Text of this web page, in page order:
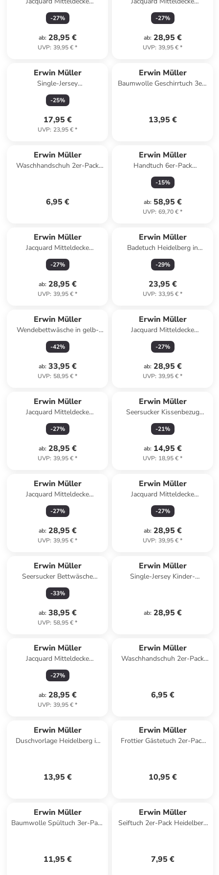
Düsseldorf in oliv
-27%
ab: 28,95 €
UVP: 39,95 €*
Düsseldorf in gelb
-27%
ab: 28,95 €
UVP: 39,95 €*
Erwin Müller
Single-Jersey
Seitenschläferkissenbezug
Murnau in grau
-25%
17,95 €
UVP: 23,95 €*
Erwin Müller
Baumwolle Geschirrtuch 3er-
13,95 €
Erwin Müller
Waschhandschuh 2er-Pack
6,95 €
Erwin Müller
Handtuch 6er-Pack
Heidenheim in ozeanblau
-15%
ab: 58,95 €
UVP: 69,70 €*
Erwin Müller
Jacquard Mitteldecke
Düsseldorf in anthrazit
-27%
ab: 28,95 €
UVP: 39,95 €*
Erwin Müller
Badetuch Heidelberg in
fuchsia
-29%
23,95 €
UVP: 33,95 €*
Erwin Müller
Wendebettwäsche in gelb-
anthrazit
-42%
ab: 33,95 €
UVP: 58,95 €*
Erwin Müller
Jacquard Mitteldecke
Düsseldorf in creme
-27%
ab: 28,95 €
UVP: 39,95 €*
Erwin Müller
Jacquard Mitteldecke
Düsseldorf in grün
-27%
ab: 28,95 €
UVP: 39,95 €*
Erwin Müller
Seersucker Kissenbezug
Rosenheim in weiß
-21%
ab: 14,95 €
UVP: 18,95 €*
Erwin Müller
Jacquard Mitteldecke
Düsseldorf in grau
-27%
ab: 28,95 €
UVP: 39,95 €*
Erwin Müller
Jacquard Mitteldecke
Düsseldorf in weiß
-27%
ab: 28,95 €
UVP: 39,95 €*
Erwin Müller
Seersucker Bettwäsche
Rosenheim in rot
-33%
ab: 38,95 €
UVP: 58,95 €*
Erwin Müller
Single-Jersey Kinder-
ab: 28,95 €
Erwin Müller
Jacquard Mitteldecke
Düsseldorf in beige
-27%
ab: 28,95 €
UVP: 39,95 €*
Erwin Müller
Waschhandschuh 2er-Pack
6,95 €
Erwin Müller
Duschvorlage Heidelberg in
13,95 €
Erwin Müller
Frottier Gästetuch 2er-Pack
10,95 €
Erwin Müller
Baumwolle Spültuch 3er-Pack
11,95 €
Erwin Müller
Seiftuch 2er-Pack Heidelberg
7,95 €